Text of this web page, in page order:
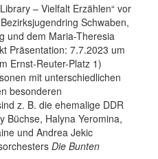
– Vielfalt Erzählen“ vor
Schwaben,
und dem Maria-Theresia
Präsentation: 7.7.2023 um
Ernst-Reuter-Platz 1)
mit unterschiedlichen
besonderen
z. B. die ehemalige DDR
Büchse, Halyna Yeromina,
und Andrea Jekic
Die Bunten